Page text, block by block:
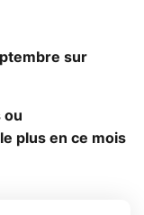
sur
ou
plus en ce mois